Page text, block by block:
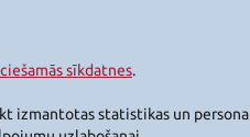
sīkdatnes.
statistikas un